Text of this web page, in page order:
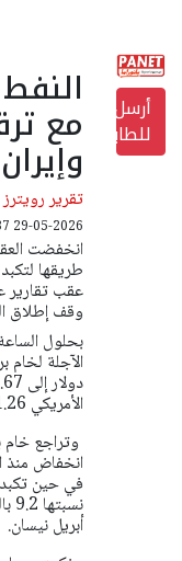
أرسل
للطابعة مع
وإيران
تقرير رويترز
29-05-2026 05:00:37
انخفضت
طريقها
عقب تقارير
وقف إطلاق
الأمريكي 1.26 دولار أو 1.4 بالمئة إلى 87.64 دولار للبرميل.
انخفاض منذ
في حين
أبريل نيسان.